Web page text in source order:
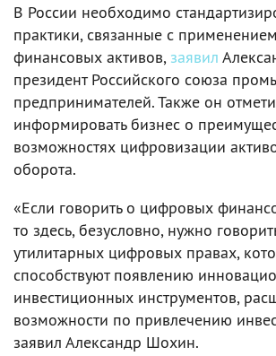
В России необходимо
практики, связанные с
финансовых активов, заявил
президент Российского союза
предпринимателей. Также он
информировать бизнес о
возможностях цифровизации
оборота.
«Если говорить о цифровых
то здесь, безусловно, нужно
утилитарных цифровых правах,
способствуют появлению
инвестиционных инструментов,
возможности по привлечению
заявил Александр Шохин.